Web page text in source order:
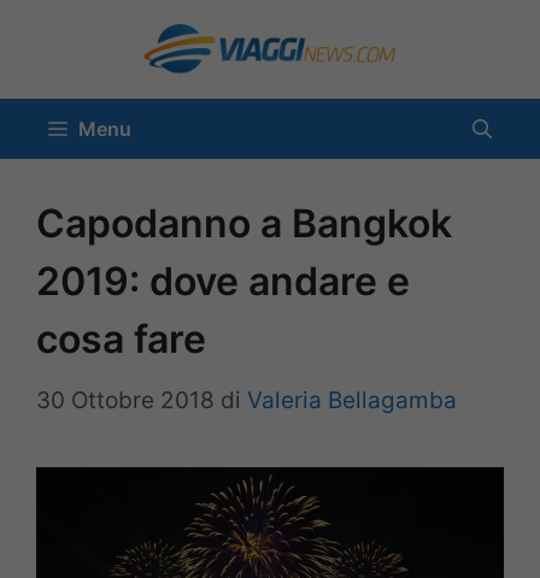
contenuto
Menu
Capodanno a Bangkok
2019: dove andare e
cosa fare
30 Ottobre 2018 di Valeria Bellagamba